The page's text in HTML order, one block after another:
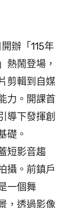
辦「115年
熱鬧登場，
剪輯到自媒
力。開課首
導下發揮創
礎。
短影音趨
攝。前鎮戶
一個舞
，透過影像